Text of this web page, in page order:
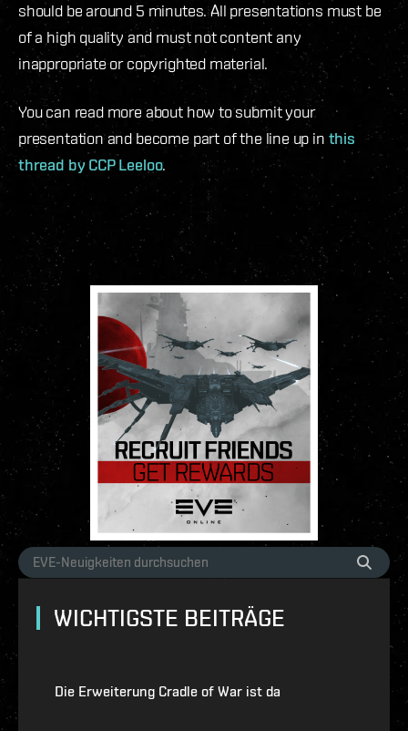
should be around 5 minutes. All presentations must be
of a high quality and must not content any
inappropriate or copyrighted material.
You can read more about how to submit your
presentation and become part of the line up in this
thread by CCP Leeloo.
WICHTIGSTE BEITRÄGE
Die Erweiterung Cradle of War ist da